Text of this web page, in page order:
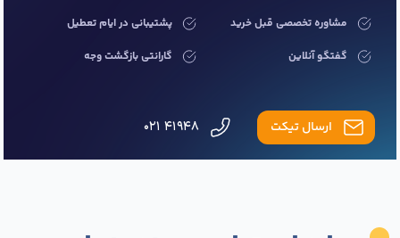
مشاوره تخصصی قبل خرید
پشتیبانی در ایام تعطیل
گفتگو آنلاین
گارانتی بازگشت وجه
ارسال تیکت